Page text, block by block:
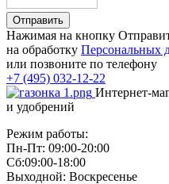
Отправить
Нажимая на кнопку
на обработку Персональных
или позвоните по телефону
+7 (495) 032-12-22
Интернет-
и удобрений
Режим работы:
Пн-Пт: 09:00-20:00
Сб:09:00-18:00
Выходной: Воскресенье